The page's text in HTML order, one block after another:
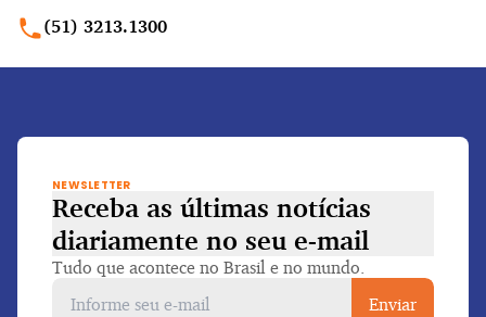
(51) 3213.1300
NEWSLETTER
Receba as últimas notícias
diariamente no seu e-mail
Tudo que acontece no Brasil e no mundo.
Enviar